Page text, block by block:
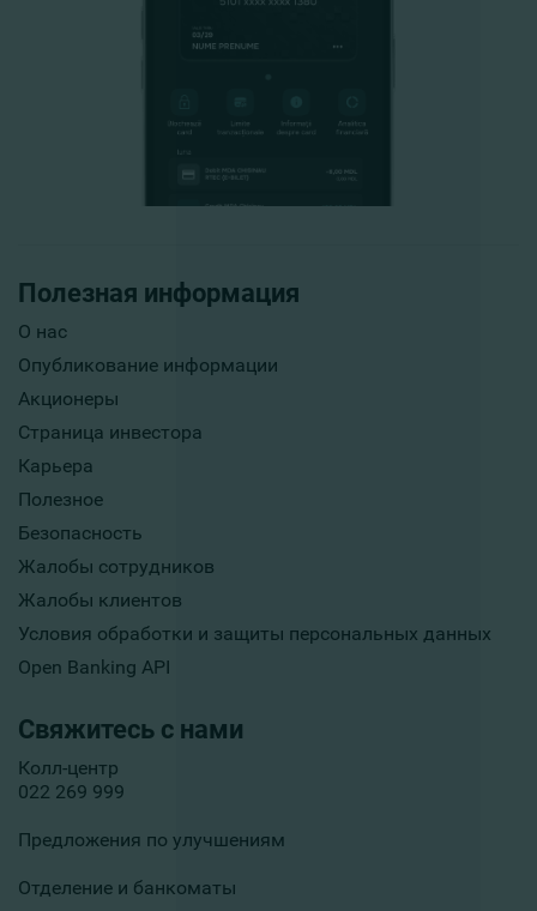
Полезная информация
О нас
Опубликование информации
Акционеры
Страница инвестора
Карьера
Полезное
Безопасность
Жалобы сотрудников
Жалобы клиентов
Условия обработки и защиты персональных данных
Open Banking API
Свяжитесь с нами
Колл-центр
022 269 999
Предложения по улучшениям
Отделение и банкоматы